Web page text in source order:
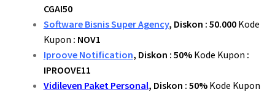
CGAI50
Software Bisnis Super Agency, Diskon : 50.000 Kode
Kupon : NOV1
Iproove Notification, Diskon : 50% Kode Kupon :
IPROOVE11
Vidileven Paket Personal, Diskon : 50% Kode Kupon